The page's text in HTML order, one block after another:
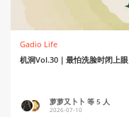
Gadio Life
机洞Vol.30｜最怕洗脸时闭上眼
萝萝又卜卜 等 5 人
2026-07-10